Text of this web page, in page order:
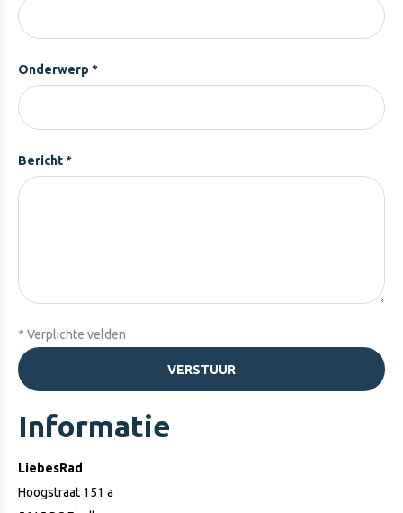
Onderwerp *
Bericht *
* Verplichte velden
VERSTUUR
Informatie
LiebesRad
Hoogstraat 151 a